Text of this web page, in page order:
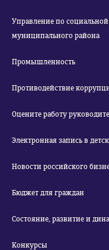
Управление по
муниципального района
Промышленность
Противодействие
Оцените работу
Электронная запись в
Новости российского
Бюджет для граждан
Состояние, развитие и
Конкурсы